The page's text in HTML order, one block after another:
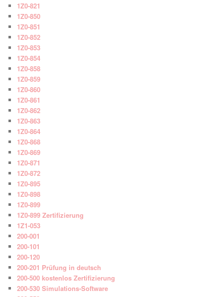
1Z0-821
1Z0-850
1Z0-851
1Z0-852
1Z0-853
1Z0-854
1Z0-858
1Z0-859
1Z0-860
1Z0-861
1Z0-862
1Z0-863
1Z0-864
1Z0-868
1Z0-869
1Z0-871
1Z0-872
1Z0-895
1Z0-898
1Z0-899
1Z0-899 Zertifizierung
1Z1-053
200-001
200-101
200-120
200-201 Prüfung in deutsch
200-500 kostenlos Zertifizierung
200-530 Simulations-Software